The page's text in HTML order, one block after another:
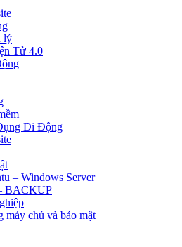
lý
Tử 4.0
Di Động
– Windows Server
BACKUP
máy chủ và bảo mật